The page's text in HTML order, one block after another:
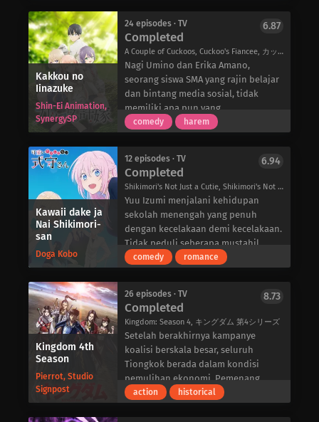
Myne tidak yakin dengan masa
depannya. Terlepas dari berbagai
rintangan yang mungkin
menghadang, ia akan melakukan apa
pun yang ia bisa untuk melindungi
orang-orang yang ia cintai-bahkan
jika itu berarti ia harus
mengorbankan mimpinya.
dengan gagasan tersebut,
mempertahankan fakta bahwa
keberadaan mereka saat ini adalah
hasil dari masa lalu mereka dan
bukan karena campur tangan dari
makhluk mahatahu. Kehidupan di
Akademi Kaginado terus berlangsung
hingar-bingar-meskipun para siswa
mengelabui satu sama lain agar mau
mengakui cinta mereka. Kaguya
berjuang dalam batas-batas ketat
keluarganya yang kaya dan tegang,
memberontak terhadap sikapnya
yang dingin dan kaku saat dia
menghangatkan diri dengan
Shirogane dan teman-temannya yang
Sementara itu, bendahara dewan Yuu
Ishigami menderita di bawah beban
naksirnya yang putus asa pada
Tsubame Koyasu, seorang siswa kelas
atas yang populer yang membantu
menanamkan kepercayaan diri yang
baru dalam dirinya. Miko Iino,
anggota OSIS terbaru, semakin dekat
mengatasi kode moralnya sendiri
yang otoriter.
Ketika cinta semakin berkembang di
Akademi Shuchiin, para anggota OSIS
menyeret teman-teman mereka yang
berasal dari luar ke dalam konflik
yang semakin lucu.
Kakkou no
Iinazuke
Shin-Ei Animation,
SynergySP
24 episodes · TV
Completed
A Couple of Cuckoos, Cuckoo's Fiancee, カッコウの許嫁
6.87
Nagi Umino dan Erika Amano,
seorang siswa SMA yang rajin belajar
dan bintang media sosial, tidak
memiliki apa pun yang
menghubungkan mereka – sampai
tiba-tiba terungkap kepada kedua
keluarga mereka, orang tua mereka
dengan cepat merancang sebuah
rencana tanpa sepengetahuan Nagi
maupun Erika: untuk
mengembalikan mereka berdua ke
keluarga yang seharusnya dan
memastikan kebahagiaan semua
Ketika diberitahu tentang hal ini,
Nagi dan Erika dengan cepat
menolak rencana yang tidak masuk
akal itu, menolak untuk mengikuti
keinginan orang tua mereka. Namun,
dengan tidak ada pihak yang mau
mundur, hanya waktu yang bisa
menjawab ke mana arah hubungan
comedy harem
Kawaii dake ja
Nai Shikimori-
san
Doga Kobo
12 episodes · TV
Completed
Shikimori's Not Just a Cutie, Shikimori's Not Just a Cutie, Miss Shikimori is not just cute, That Girl Is Not Just Cute, 可愛いだけじゃない式守さん
6.94
Yuu Izumi menjalani kehidupan
sekolah menengah yang penuh
dengan kecelakaan demi kecelakaan.
Tidak peduli seberapa mustahil
situasinya, kejadian-kejadian yang
Dengan nasib sial seperti itu, Izumi
memasuki tahun kedua dengan satu
harapan, yaitu menghabiskan lebih
banyak waktu dengan kekasihnya
yang penuh kasih sayang, Micchon
Shikimori.
Lucu, atletis, dan penuh perhatian,
Shikimori sangat populer di sekolah
comedy romance
Kingdom 4th
Season
Pierrot, Studio
Signpost
26 episodes · TV
Completed
Kingdom: Season 4, キングダム 第4シリーズ
8.73
Setelah berakhirnya kampanye
koalisi berskala besar, seluruh
Tiongkok berada dalam kondisi
pemulihan ekonomi. Pemenang
pertempuran, negara bagian Qin,
action historical